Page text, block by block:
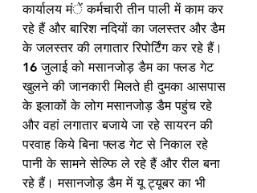
कार्यालय मंें कर्मचारी तीन पाली में काम कर
रहे हैं और बारिश नदियों का जलस्तर और डैम
के जलस्तर की लगातार रिपोर्टिंग कर रहे हैं।
16 जुलाई को मसानजोड़ डैम का फ्लड गेट
खुलने की जानकारी मिलते ही दुमका आसपास
के इलाकों के लोग मसानजोड़ डैम पहुंच रहे
और वहां लगातार बजाये जा रहे सायरन की
परवाह किये बिना फ्लड गेट से निकाल रहे
पानी के सामने सेल्फि ले रहे हैं और रील बना
रहे हैं। मसानजोड़ डैम में यू ट्यूबर का भी